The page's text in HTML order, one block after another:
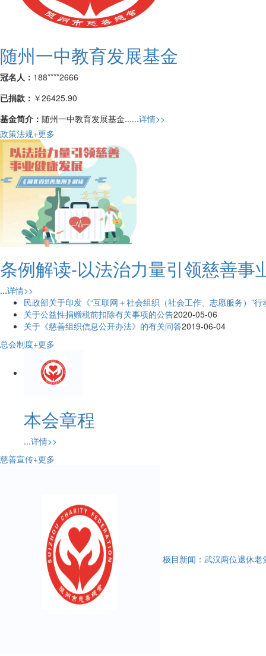
随州一中教育发展基金
冠名人： 188****2666
已捐款： ￥26425.90
基金简介： 随州一中教育发展基金......详情>>
政策法规+更多
条例解读-以法治力量引领慈善事
...详情>>
民政部关于印发《“互联网＋社会组织（社会工作、志愿服务）”
关于公益性捐赠税前扣除有关事项的公告2020-05-06
关于《慈善组织信息公开办法》的有关问答2019-06-04
总会制度+更多
本会章程
...详情>>
慈善宣传+更多
极目新闻：武汉两位退休